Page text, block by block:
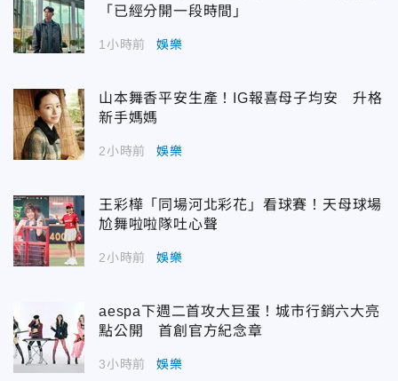
「已經分開一段時間」
1小時前 娛樂
山本舞香平安生產！IG報喜母子均安 升格
新手媽媽
2小時前 娛樂
王彩樺「同場河北彩花」看球賽！天母球場
尬舞啦啦隊吐心聲
2小時前 娛樂
aespa下週二首攻大巨蛋！城市行銷六大亮
點公開 首創官方紀念章
3小時前 娛樂